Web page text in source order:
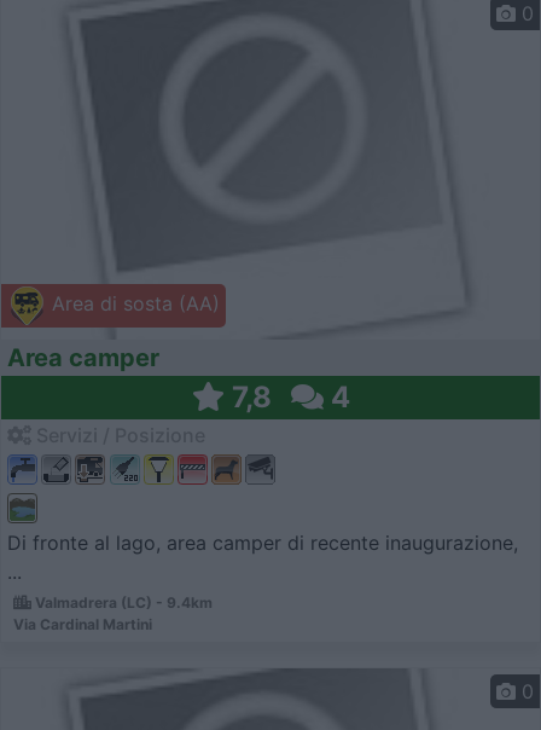
Area di sosta (AA)
0
Area camper
7,8 4
Di fronte al lago, area camper di recente inaugurazione,
...
Valmadrera (LC) - 9.4km
Via Cardinal Martini
0